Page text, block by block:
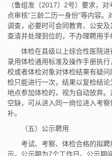
（鲁组发〔2017〕2号）要求，
点审核“三龄二历一身份”等内容
调查，必要时可会同教育、公安
查清并处理到位的，不办理聘用手
体检在县级以上综合性医院
录用体检通用标准及操作手册执
校或者体检对象对体检结果有疑
检只能进行一次，结果以复检结论
地点参加体检的，视为自动放弃
空缺，可从进入同一岗位进入考
补。
（五）公示聘用
考试、考察、体检合格的拟
示，公示期为7个工作日。公示期